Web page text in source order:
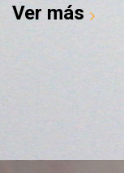
Ver más